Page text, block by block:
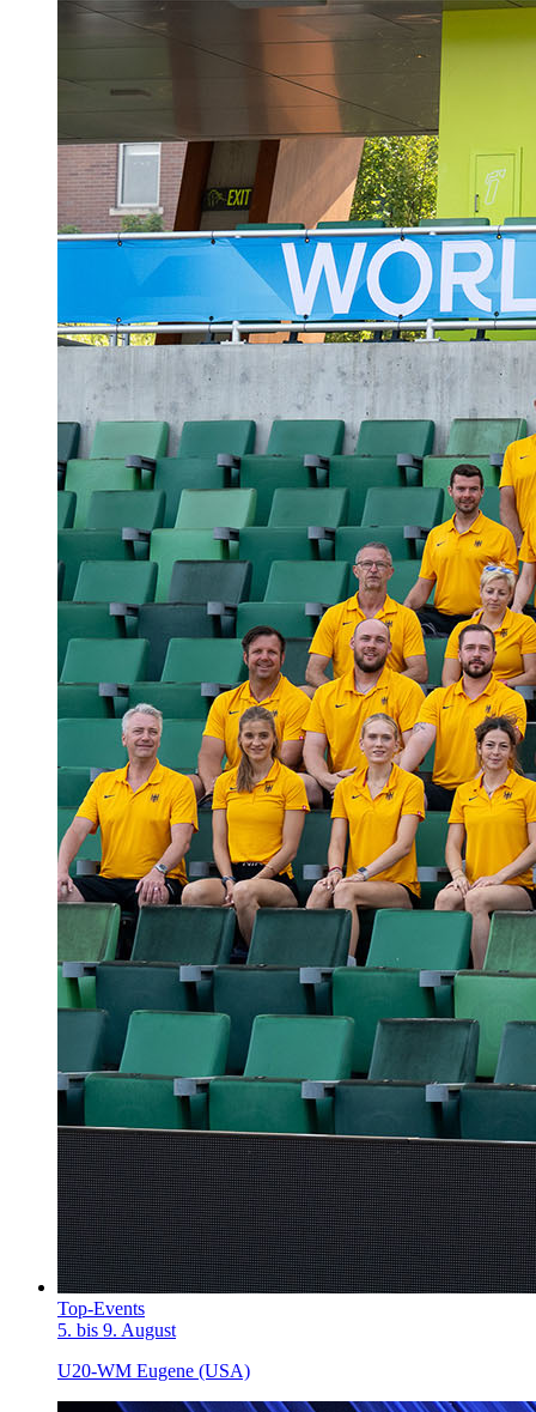
Top-Events
5. bis 9. August
U20-WM Eugene (USA)